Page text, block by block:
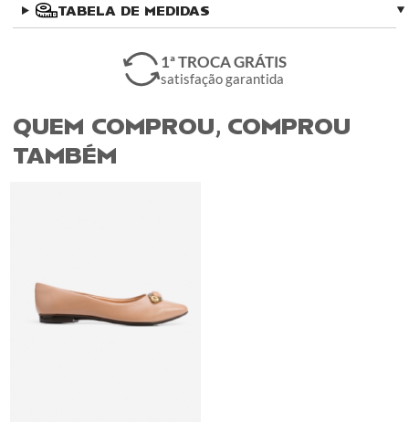
TABELA DE MEDIDAS
1ª TROCA GRÁTIS
satisfação garantida
QUEM COMPROU, COMPROU
TAMBÉM​